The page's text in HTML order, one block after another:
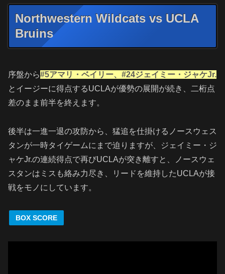
Northwestern Wildcats vs UCLA
Bruins
序盤から#5アマリ・ベイリー、#24ジェイミー・ジャケJr.
とイージーに得点するUCLAが優勢の展開が続き、二桁点
差のまま前半を終えます。
後半は一進一退の攻防から、猛追を仕掛けるノースウェス
タンが一時タイゲームにまで迫りますが、ジェイミー・ジ
ャケJr.の連続得点で再びUCLAが突き離すと、ノースウェ
スタンはミスも絡み力尽き、リードを維持したUCLAが接
戦をモノにしています。
BOX SCORE